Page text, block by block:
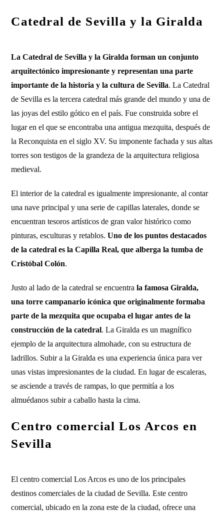
Catedral de Sevilla y la Giralda
La Catedral de Sevilla y la Giralda forman un conjunto
arquitectónico impresionante y representan una parte
importante de la historia y la cultura de Sevilla. La Catedral
de Sevilla es la tercera catedral más grande del mundo y una de
las joyas del estilo gótico en el país. Fue construida sobre el
lugar en el que se encontraba una antigua mezquita, después de
la Reconquista en el siglo XV. Su imponente fachada y sus altas
torres son testigos de la grandeza de la arquitectura religiosa
medieval.
El interior de la catedral es igualmente impresionante, al contar
una nave principal y una serie de capillas laterales, donde se
encuentran tesoros artísticos de gran valor histórico como
pinturas, esculturas y retablos.Uno de los puntos destacados
de la catedral es la Capilla Real, que alberga la tumba de
Cristóbal Colón.
Justo al lado de la catedral se encuentrala famosa Giralda,
una torre campanario icónica que originalmente formaba
parte de la mezquita que ocupaba el lugar antes de la
construcción de la catedral. La Giralda es un magnífico
ejemplo de la arquitectura almohade, con su estructura de
ladrillos. Subir a la Giralda es una experiencia única para ver
unas vistas impresionantes de la ciudad. En lugar de escaleras,
se asciende a través de rampas, lo que permitía a los
almuédanos subir a caballo hasta la cima.
Centro comercial Los Arcos en
Sevilla
El centro comercial Los Arcos es uno de los principales
destinos comerciales de la ciudad de Sevilla. Este centro
comercial, ubicado en la zona este de la ciudad, ofrece una